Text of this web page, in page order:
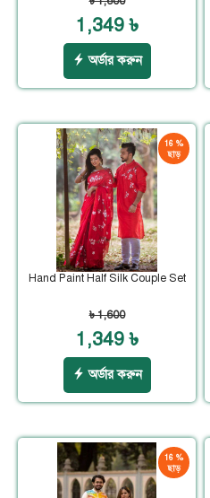
1,349 ৳
অর্ডার করুন
16 %
ছাড়
Hand Paint Half Silk Couple Set
৳ 1,600
1,349 ৳
অর্ডার করুন
16 %
ছাড়